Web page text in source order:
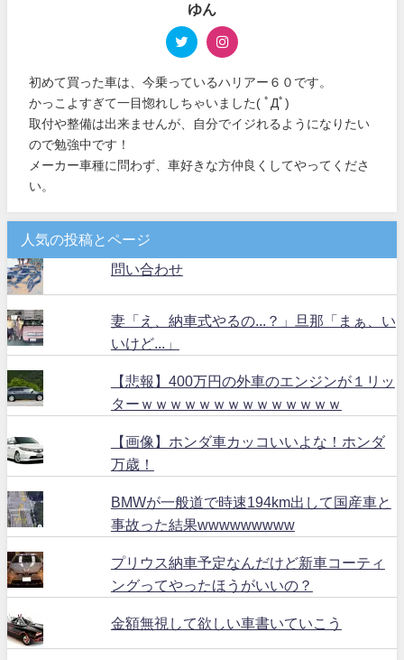
ゆん
初めて買った車は、今乗っているハリアー６０です。
かっこよすぎて一目惚れしちゃいました( ﾟДﾟ)
取付や整備は出来ませんが、自分でイジれるようになりたい
ので勉強中です！
メーカー車種に問わず、車好きな方仲良くしてやってくださ
い。
人気の投稿とページ
問い合わせ
妻「え、納車式やるの...？」旦那「まぁ、い
いけど...」
【悲報】400万円の外車のエンジンが１リッ
ターｗｗｗｗｗｗｗｗｗｗｗｗｗｗ
【画像】ホンダ車カッコいいよな！ホンダ
万歳！
BMWが一般道で時速194km出して国産車と
事故った結果wwwwwwwww
プリウス納車予定なんだけど新車コーティ
ングってやったほうがいいの？
金額無視して欲しい車書いていこう